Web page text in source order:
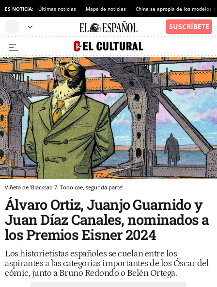
ES NOTICIA: Últimas noticias Mapa de noticias China se apropia de los modelos
Viñeta de 'Blacksad 7. Todo cae, segunda parte'
Álvaro Ortiz, Juanjo Guarnido y
Juan Díaz Canales, nominados a
los Premios Eisner 2024
Los historietistas españoles se cuelan entre los
aspirantes a las categorías importantes de los Óscar del
cómic, junto a Bruno Redondo o Belén Ortega.